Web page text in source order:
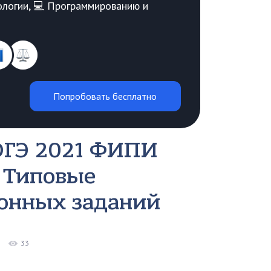
💻 Программированию и
Попробовать бесплатно
2021 ФИПИ
заданий
33